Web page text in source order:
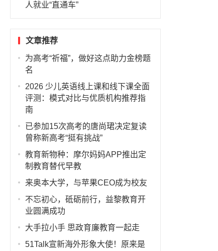
人就业“直通车”
文章推荐
为高考“祈福”，做好这点助力金榜题
名
2026 少儿英语线上课和线下课全面
评测：模式对比与优质机构推荐指
南
已参加15次高考的唐尚珺决定复读
曾称新高考“挺有挑战”
教育新物种：摩尔妈妈APP推出定
制教育替代早教
来奥本大学，与苹果CEO成为校友
不忘初心，砥砺前行，益黎教育开
业圆满成功
大手拉小手 思政育廉教育一起走
51Talk宣新海外形象大使！原来是